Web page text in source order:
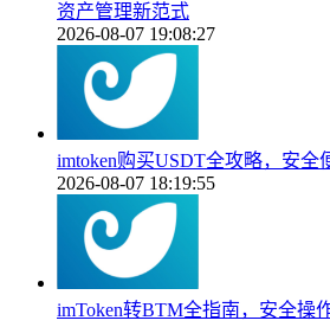
资产管理新范式
2026-08-07 19:08:27
imtoken购买USDT全攻略，安全
2026-08-07 18:19:55
imToken转BTM全指南，安全操